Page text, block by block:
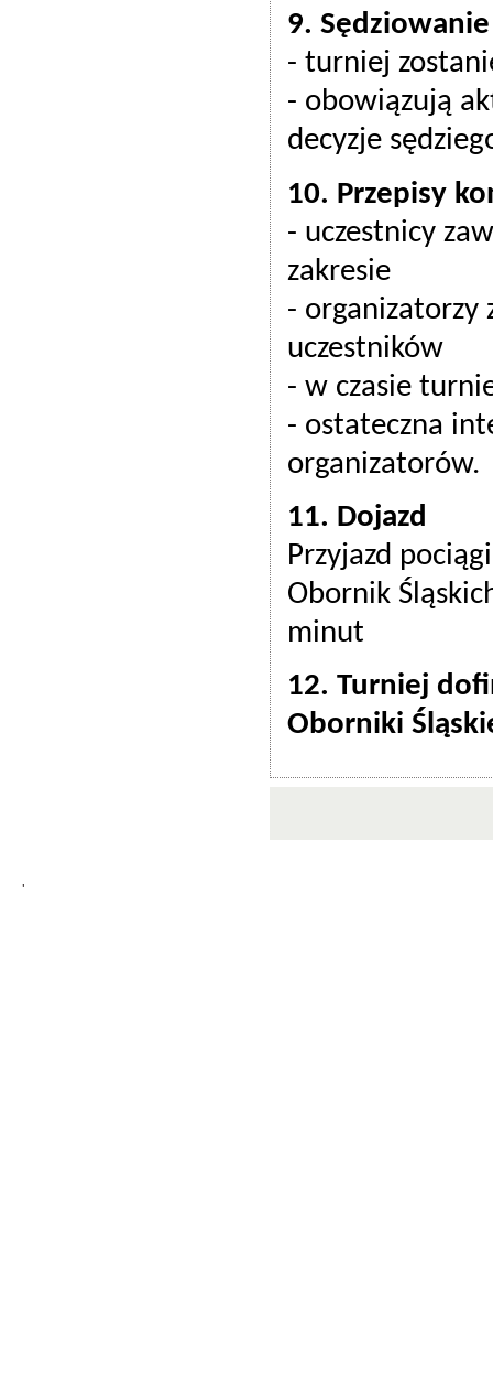
9.
- turniej
- obowiązują
decyzje
10. Przepisy
- uczestnicy
zakresie
- organizatorzy
uczestników
- w czasie
- ostateczna
organizatorów.
11. Dojazd
Przyjazd
Obornik
minut
12. Turniej
Oborniki
'